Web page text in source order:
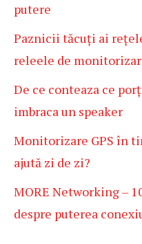
putere
Paznicii tăcuți ai
releele de
De ce conteaza ce
imbraca un speaker
Monitorizare GPS în
ajută zi de zi?
MORE Networking –
despre puterea